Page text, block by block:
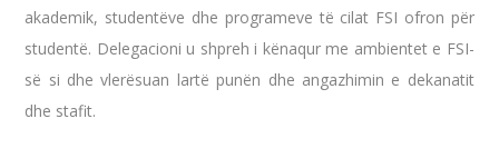
akademik, studentëve dhe programeve të cilat FSI ofron për
studentë. Delegacioni u shpreh i kënaqur me ambientet e FSI-
së si dhe vlerësuan lartë punën dhe angazhimin e dekanatit
dhe stafit.